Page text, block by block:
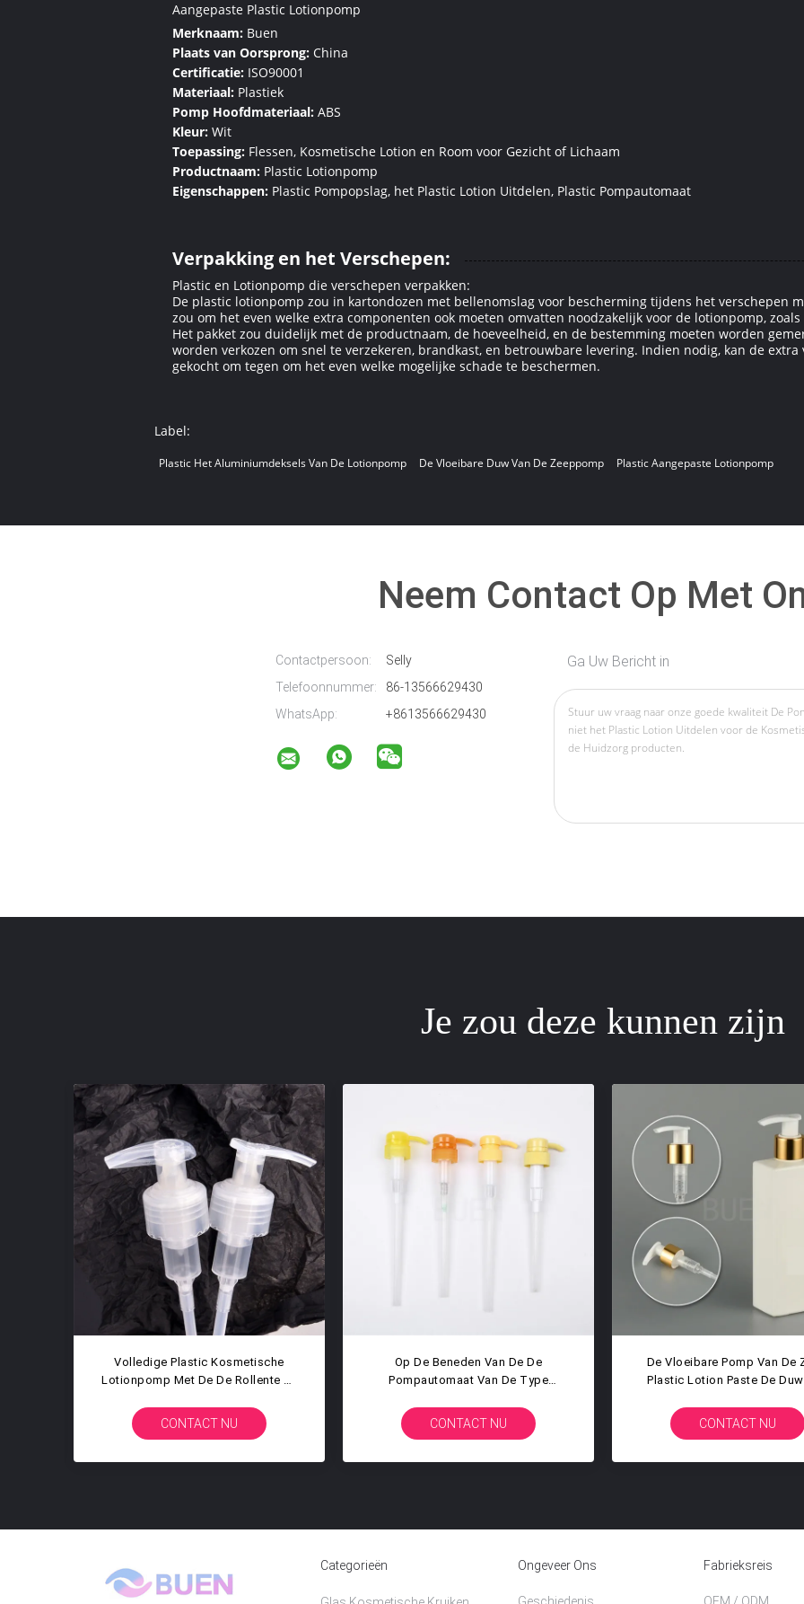
Aangepaste Plastic Lotionpomp
Merknaam: Buen
Plaats van Oorsprong: China
Certificatie: ISO90001
Materiaal: Plastiek
Pomp Hoofdmateriaal: ABS
Kleur: Wit
Toepassing: Flessen, Kosmetische Lotion en Room voor Gezicht of Lichaam
Productnaam: Plastic Lotionpomp
Eigenschappen: Plastic Pompopslag, het Plastic Lotion Uitdelen, Plastic Pompautomaat
Verpakking en het Verschepen:
Plastic en Lotionpomp die verschepen verpakken:
De plastic lotionpomp zou in kartondozen met bellenomslag voor bescherming tijdens het verschepen
zou om het even welke extra componenten ook moeten omvatten noodzakelijk voor de lotionpomp,
Het pakket zou duidelijk met de productnaam, de hoeveelheid, en de bestemming moeten worden
worden verkozen om snel te verzekeren, brandkast, en betrouwbare levering. Indien nodig, kan de
gekocht om tegen om het even welke mogelijke schade te beschermen.
Label:
Plastic Het Aluminiumdeksels Van De Lotionpomp De Vloeibare Duw Van De Zeeppomp Plastic Aangepaste Lotionpomp
Neem Contact Op Met
Contactpersoon:
Selly
Telefoonnummer:
86-13566629430
WhatsApp:
+8613566629430
Ga Uw Bericht in
Je zou deze kunnen zijn
Schroeftype Plastic Vloeibare De
Zeeppomp Van De Lotionautomaat
CONTACT NU
Vloeibare Geribbelde Plastic
Morserij 24mm Van De
CONTACT NU
Van De De Roomlotion Van De
Handwas Gerecycleerde Plastic
CONTACT NU
Categorieën Ongeveer Ons Fabrieksreis